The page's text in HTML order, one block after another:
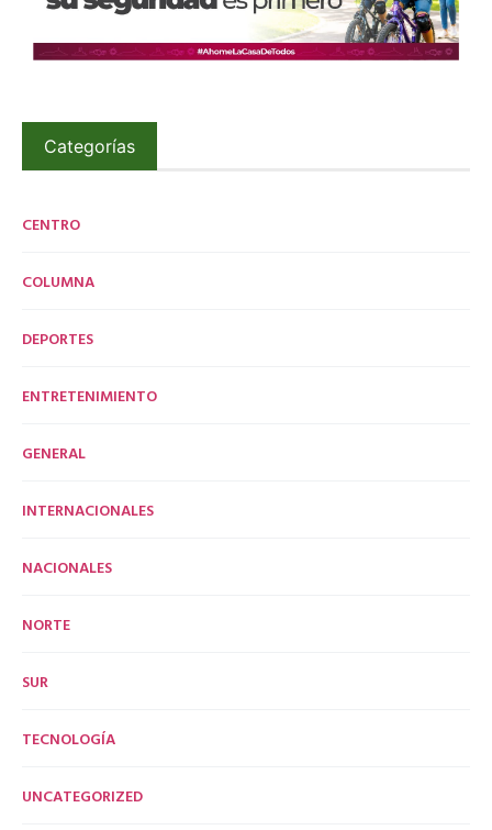
Categorías
CENTRO
COLUMNA
DEPORTES
ENTRETENIMIENTO
GENERAL
INTERNACIONALES
NACIONALES
NORTE
SUR
TECNOLOGÍA
UNCATEGORIZED